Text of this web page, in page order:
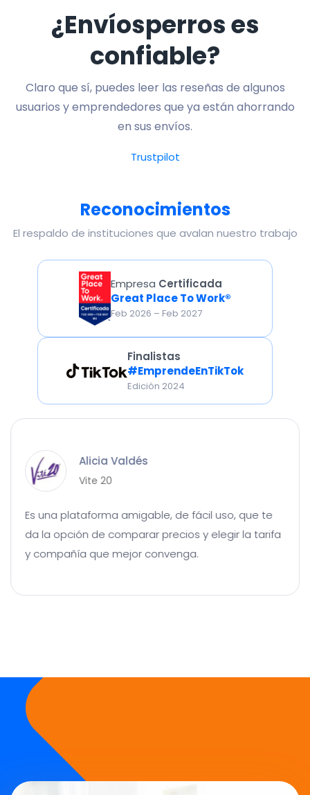
¿Envíosperros es
confiable?
Claro que sí, puedes leer las reseñas de algunos
usuarios y emprendedores que ya están ahorrando
en sus envíos.
Trustpilot
Reconocimientos
El respaldo de instituciones que avalan nuestro trabajo
Empresa Certificada
Great Place To Work®
Feb 2026 – Feb 2027
Finalistas
#EmprendeEnTikTok
Edición 2024
Alicia Valdés
Vite 20
Es una plataforma amigable, de fácil uso, que te
da la opción de comparar precios y elegir la tarifa
y compañía que mejor convenga.